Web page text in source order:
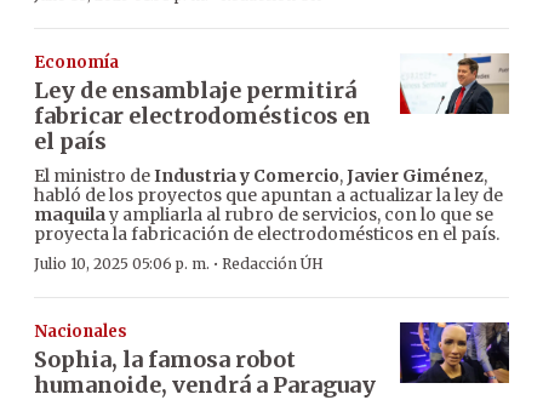
Economía
Ley de ensamblaje permitirá
fabricar electrodomésticos en
el país
El ministro deIndustria y Comercio,Javier Giménez,
habló de los proyectos que apuntan a actualizar la ley de
maquilay ampliarla al rubro de servicios, con lo que se
proyecta la fabricación de electrodomésticos en el país.
Julio 10, 2025 05:06 p. m. · Redacción ÚH
Nacionales
Sophia, la famosa robot
humanoide, vendrá a Paraguay